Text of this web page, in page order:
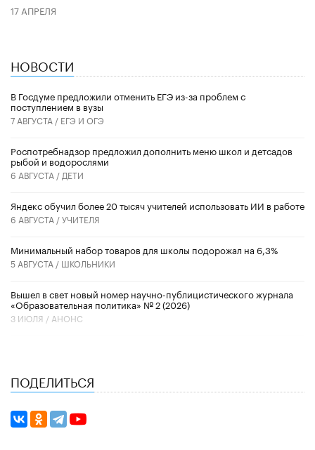
17 АПРЕЛЯ
НОВОСТИ
В Госдуме предложили отменить ЕГЭ из-за проблем с
поступлением в вузы
7 АВГУСТА / ЕГЭ И ОГЭ
Роспотребнадзор предложил дополнить меню школ и детсадов
рыбой и водорослями
6 АВГУСТА / ДЕТИ
​Яндекс обучил более 20 тысяч учителей использовать ИИ в работе
6 АВГУСТА /УЧИТЕЛЯ
Минимальный набор товаров для школы подорожал на 6,3%
5 АВГУСТА / ШКОЛЬНИКИ
Вышел в свет новый номер научно-публицистического журнала
«Образовательная политика» № 2 (2026)
3 ИЮЛЯ / АНОНС
ПОДЕЛИТЬСЯ